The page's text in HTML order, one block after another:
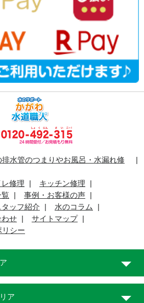
水管のつまりやお風呂・水漏れ修
レ修理
キッチン修理
覧
事例・お客様の声
タッフ紹介
水のコラム
わせ
サイトマップ
リシー
ア